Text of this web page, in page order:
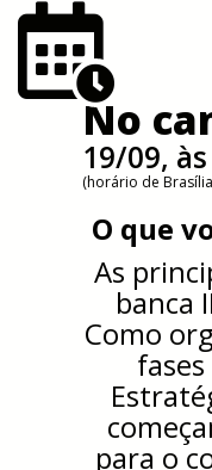
No
19/09,
(horário de
O que
As
banca
Como
para o